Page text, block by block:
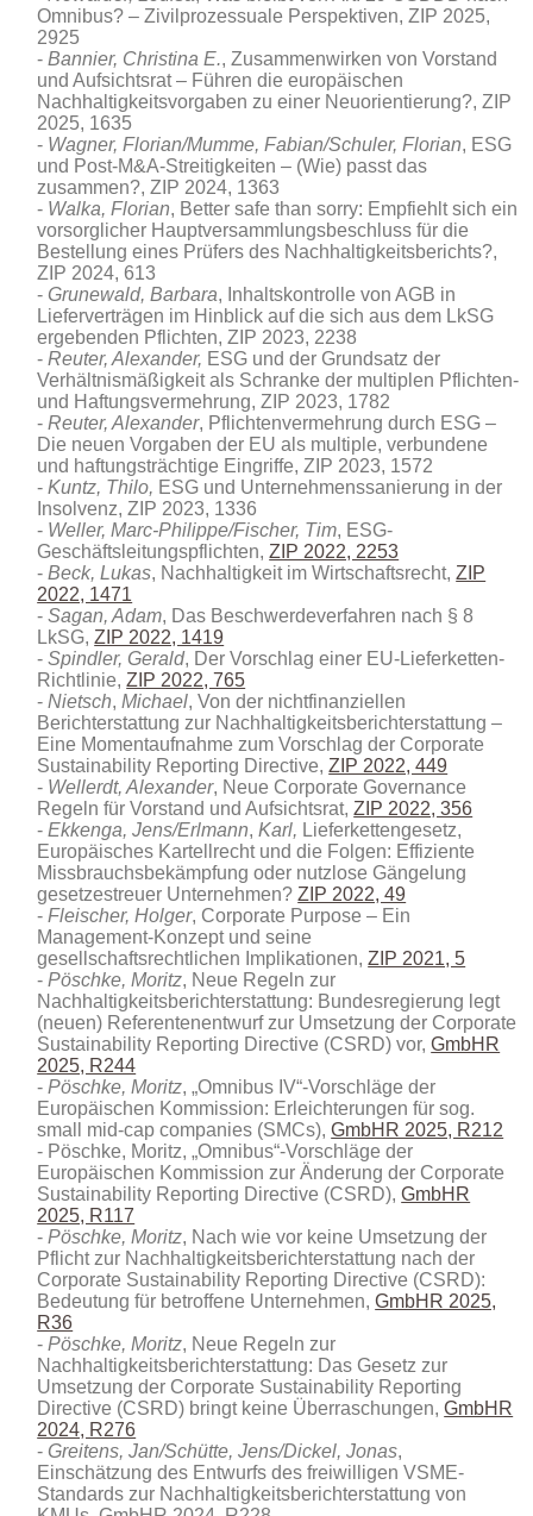
Omnibus? – Zivilprozessuale Perspektiven, ZIP 2025,
2925
Bannier, Christina E., Zusammenwirken von Vorstand
und Aufsichtsrat – Führen die europäischen
Nachhaltigkeitsvorgaben zu einer Neuorientierung?, ZIP
2025, 1635
Wagner, Florian/Mumme, Fabian/Schuler, Florian, ESG
und Post-M&A-Streitigkeiten – (Wie) passt das
zusammen?, ZIP 2024, 1363
Walka, Florian, Better safe than sorry: Empfiehlt sich ein
vorsorglicher Hauptversammlungsbeschluss für die
Bestellung eines Prüfers des Nachhaltigkeitsberichts?,
ZIP 2024, 613
Grunewald, Barbara, Inhaltskontrolle von AGB in
Lieferverträgen im Hinblick auf die sich aus dem LkSG
ergebenden Pflichten, ZIP 2023, 2238
Reuter, Alexander, ESG und der Grundsatz der
Verhältnismäßigkeit als Schranke der multiplen Pflichten-
und Haftungsvermehrung, ZIP 2023, 1782
Reuter, Alexander, Pflichtenvermehrung durch ESG –
Die neuen Vorgaben der EU als multiple, verbundene
und haftungsträchtige Eingriffe, ZIP 2023, 1572
Kuntz, Thilo, ESG und Unternehmenssanierung in der
Insolvenz, ZIP 2023, 1336
Weller, Marc-Philippe/Fischer, Tim, ESG-
Geschäftsleitungspflichten,ZIP 2022, 2253
Beck, Lukas, Nachhaltigkeit im Wirtschaftsrecht,ZIP
2022, 1471
Sagan, Adam, Das Beschwerdeverfahren nach § 8
LkSG,ZIP 2022, 1419
Spindler, Gerald, Der Vorschlag einer EU-Lieferketten-
Richtlinie,ZIP 2022, 765
Nietsch,Michael, Von der nichtfinanziellen
Berichterstattung zur Nachhaltigkeitsberichterstattung –
Eine Momentaufnahme zum Vorschlag der Corporate
Sustainability Reporting Directive,ZIP 2022, 449
Wellerdt, Alexander, Neue Corporate Governance
Regeln für Vorstand und Aufsichtsrat,ZIP 2022, 356
Ekkenga, Jens/Erlmann,Karl, Lieferkettengesetz,
Europäisches Kartellrecht und die Folgen: Effiziente
Missbrauchsbekämpfung oder nutzlose Gängelung
gesetzestreuer Unternehmen?ZIP 2022, 49
Fleischer, Holger, Corporate Purpose – Ein
Management-Konzept und seine
gesellschaftsrechtlichen Implikationen,ZIP 2021, 5
Pöschke, Moritz, Neue Regeln zur
Nachhaltigkeitsberichterstattung: Bundesregierung legt
(neuen) Referentenentwurf zur Umsetzung der Corporate
Sustainability Reporting Directive (CSRD) vor,GmbHR
2025, R244
Pöschke, Moritz, „Omnibus IV“-Vorschläge der
Europäischen Kommission: Erleichterungen für sog.
small mid-cap companies (SMCs), GmbHR 2025, R212
Pöschke, Moritz, „Omnibus“-Vorschläge der
Europäischen Kommission zur Änderung der Corporate
Sustainability Reporting Directive (CSRD),GmbHR
2025, R117
Pöschke, Moritz, Nach wie vor keine Umsetzung der
Pflicht zur Nachhaltigkeitsberichterstattung nach der
Corporate Sustainability Reporting Directive (CSRD):
Bedeutung für betroffene Unternehmen,GmbHR 2025,
R36
Pöschke, Moritz, Neue Regeln zur
Nachhaltigkeitsberichterstattung: Das Gesetz zur
Umsetzung der Corporate Sustainability Reporting
Directive (CSRD) bringt keine Überraschungen,GmbHR
2024, R276
Greitens, Jan/Schütte, Jens/Dickel, Jonas,
Einschätzung des Entwurfs des freiwilligen VSME-
Standards zur Nachhaltigkeitsberichterstattung von